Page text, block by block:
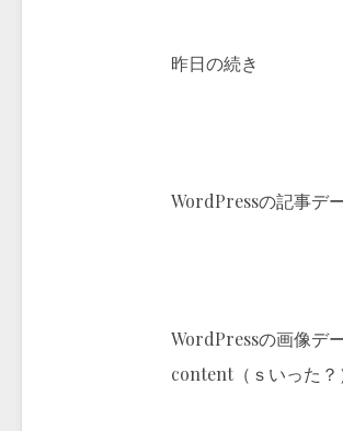
昨日の続き
WordPressの記事デ
WordPressの画像デ
content（ｓいった？